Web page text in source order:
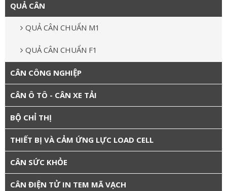
QUẢ CÂN
QUẢ CÂN CHUẨN M1
QUẢ CÂN CHUẨN F1
CÂN CÔNG NGHIỆP
CÂN Ô TÔ - CÂN XE TẢI
BỘ CHỈ THỊ
THIẾT BỊ VÀ CẢM ỨNG LỰC LOAD CELL
CÂN SỨC KHỎE
CÂN ĐIỆN TỬ IN TEM MÃ VẠCH